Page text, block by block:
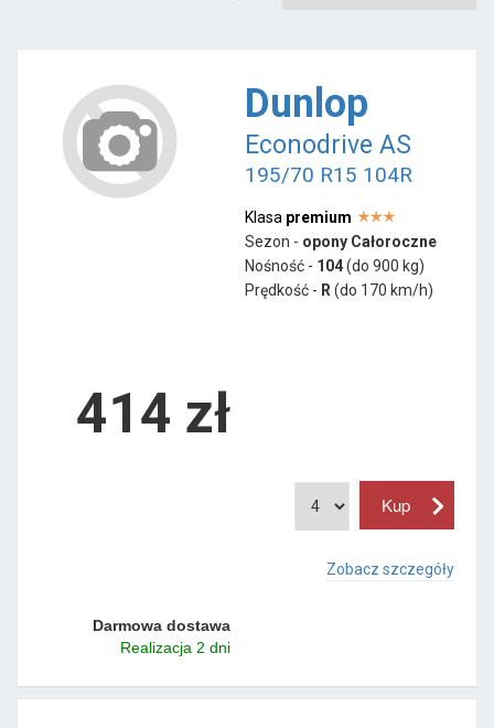
Dunlop
Econodrive AS
195/70 R15 104R
Klasa premium
Sezon - opony Całoroczne
Nośność - 104(do 900 kg)
Prędkość - R (do 170 km/h)
414 zł
Zobacz szczegóły
Darmowa dostawa
Realizacja 2 dni